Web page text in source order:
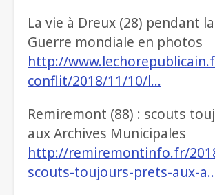
La vie à Dreux (28) pendant
Guerre mondiale en photos
http://
conflit/2018/11/10/l…
Remiremont (88) : scouts
aux Archives Municipales
http://remiremontinfo.fr/
scouts-toujours-prets-aux-